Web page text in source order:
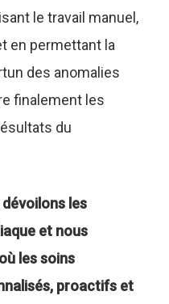
le travail manuel,
en permettant la
des anomalies
finalement les
du
les
et nous
les soins
proactifs et